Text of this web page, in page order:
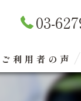
03-
ご利用者の声